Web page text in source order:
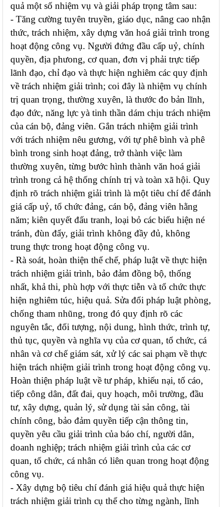
quả một số nhiệm vụ và giải pháp trọng tâm sau:
- Tăng cường tuyên truyền, giáo dục, nâng cao nhận
thức, trách nhiệm, xây dựng văn hoá giải trình trong
hoạt động công vụ. Người đứng đầu cấp uỷ, chính
quyền, địa phưong, cơ quan, đơn vị phải trực tiếp
lãnh đạo, chỉ đạo và thực hiện nghiêm các quy định
về trách nhiệm giải trình; coi đây là nhiệm vụ chính
trị quan trọng, thường xuyên, là thước đo bản lĩnh,
đạo đức, năng lực yà tinh thần dám chịu trách nhiệm
của cán bộ, đảng viên. Gắn trách nhiệm giải trình
với trách nhiệm nêu gương, với tự phê bình và phê
bình trong sinh hoạt đảng, trở thành việc làm
thường xuyên, từng bước hình thành văn hoá giải
trình trong cả hệ thống chính trị và toàn xã hội. Quy
định rõ trách nhiệm giải trình là một tiêu chí để đánh
giá cấp uỷ, tổ chức đảng, cán bộ, đảng viên hằng
năm; kiên quyết đấu tranh, loại bỏ các biểu hiện né
tránh, đùn đẩy, giải trình không đầy đủ, không
trung thực trong hoạt động công vụ.
- Rà soát, hoàn thiện thể chế, pháp luật về thực hiện
trách nhiệm giải trình, bảo đảm đồng bộ, thống
nhất, khả thi, phù hợp với thực tiễn và tổ chức thực
hiện nghiêm túc, hiệu quả. Sửa đổi pháp luật phòng,
chống tham nhũng, trong đó quy định rõ các
nguyên tắc, đối tượng, nội dung, hình thức, trình tự,
thủ tục, quyền và nghĩa vụ của cơ quan, tổ chức, cá
nhân và cơ chế giám sát, xử lý các sai phạm về thực
hiện trách nhiệm giải trình trong hoạt động công vụ.
Hoàn thiện pháp luật về tư pháp, khiếu nại, tố cáo,
tiếp công dân, đất đai, quy hoạch, môi trường, đầu
tư, xây dựng, quản lý, sử dụng tài sản công, tài
chính công, bảo đảm quyền tiếp cận thông tin,
quyền yêu cầu giải trình của báo chí, người dân,
doanh nghiệp; trách nhiệm giải trình của các cơ
quan, tổ chức, cá nhân có liên quan trong hoạt động
công vụ.
- Xây dựng bộ tiêu chí đánh giá hiệu quả thực hiện
trách nhiệm giải trình cụ thể cho từng ngành, lĩnh